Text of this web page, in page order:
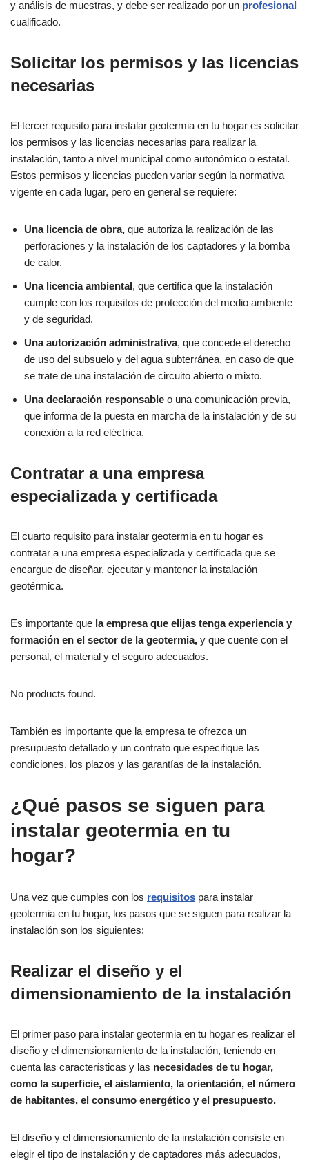
y análisis de muestras, y debe ser realizado por un profesional
cualificado.
Solicitar los permisos y las licencias
necesarias
El tercer requisito para instalar geotermia en tu hogar es solicitar
los permisos y las licencias necesarias para realizar la
instalación, tanto a nivel municipal como autonómico o estatal.
Estos permisos y licencias pueden variar según la normativa
vigente en cada lugar, pero en general se requiere:
Una licencia de obra, que autoriza la realización de las
perforaciones y la instalación de los captadores y la bomba
de calor.
Una licencia ambiental, que certifica que la instalación
cumple con los requisitos de protección del medio ambiente
y de seguridad.
Una autorización administrativa, que concede el derecho
de uso del subsuelo y del agua subterránea, en caso de que
se trate de una instalación de circuito abierto o mixto.
Una declaración responsable o una comunicación previa,
que informa de la puesta en marcha de la instalación y de su
conexión a la red eléctrica.
Contratar a una empresa
especializada y certificada
El cuarto requisito para instalar geotermia en tu hogar es
contratar a una empresa especializada y certificada que se
encargue de diseñar, ejecutar y mantener la instalación
geotérmica.
Es importante que la empresa que elijas tenga experiencia y
formación en el sector de la geotermia, y que cuente con el
personal, el material y el seguro adecuados.
No products found.
También es importante que la empresa te ofrezca un
presupuesto detallado y un contrato que especifique las
condiciones, los plazos y las garantías de la instalación.
¿Qué pasos se siguen para
instalar geotermia en tu
hogar?
Una vez que cumples con los requisitos para instalar
geotermia en tu hogar, los pasos que se siguen para realizar la
instalación son los siguientes:
Realizar el diseño y el
dimensionamiento de la instalación
El primer paso para instalar geotermia en tu hogar es realizar el
diseño y el dimensionamiento de la instalación, teniendo en
cuenta las características y las necesidades de tu hogar,
como la superficie, el aislamiento, la orientación, el número
de habitantes, el consumo energético y el presupuesto.
El diseño y el dimensionamiento de la instalación consiste en
elegir el tipo de instalación y de captadores más adecuados,